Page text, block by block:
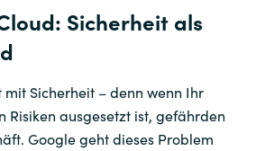
Qatar
Serbia
Sicherheit als
Sicherheit – denn wenn Ihr
Risiken ausgesetzt ist, gefährden
Google geht dieses Problem